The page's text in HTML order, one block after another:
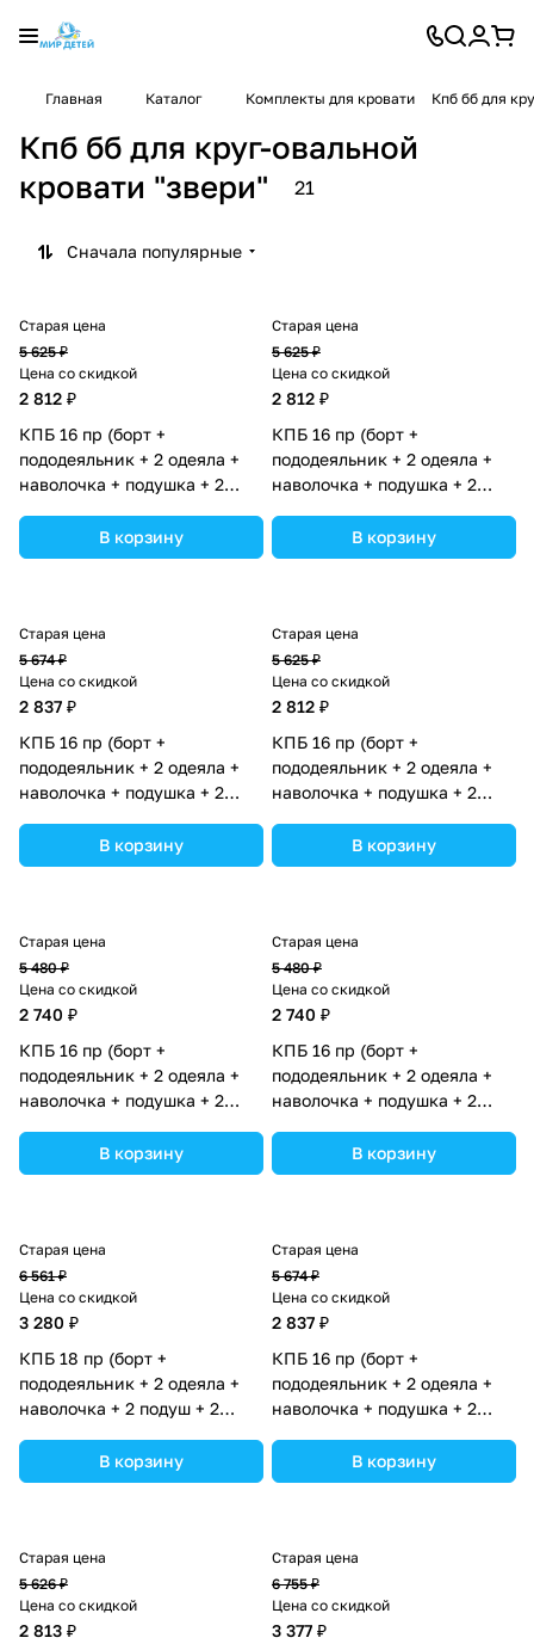
Главная Каталог Комплекты для кровати Кпб бб для
Кпб бб для круг-овальной
кровати "звери"
21
Сначала популярные
Старая цена
5 625 ₽
Цена со скидкой
2 812 ₽
КПБ 16 пр (борт +
пододеяльник + 2 одеяла +
наволочка + подушка + 2
О-1бб) цвета в
ассортименте.
В корзину
Старая цена
5 625 ₽
Цена со скидкой
2 812 ₽
КПБ 16 пр (борт +
пододеяльник + 2 одеяла +
наволочка + подушка + 2
О-1бб_02) цвета в
ассортименте.
В корзину
Старая цена
5 674 ₽
Цена со скидкой
2 837 ₽
КПБ 16 пр (борт +
пододеяльник + 2 одеяла +
наволочка + подушка + 2
О-1бб_03) цвета в
ассортименте.
В корзину
Старая цена
5 625 ₽
Цена со скидкой
2 812 ₽
КПБ 16 пр (борт +
пододеяльник + 2 одеяла +
наволочка + подушка + 2
О-1бб_03) цвета в
ассортименте.
В корзину
Старая цена
5 480 ₽
Цена со скидкой
2 740 ₽
КПБ 16 пр (борт +
пододеяльник + 2 одеяла +
наволочка + подушка + 2
О-1бб_03) цвета в
ассортименте.
В корзину
Старая цена
5 480 ₽
Цена со скидкой
2 740 ₽
КПБ 16 пр (борт +
пододеяльник + 2 одеяла +
наволочка + подушка + 2
О-1бб_02) цвета в
ассортименте.
В корзину
Старая цена
6 561 ₽
Цена со скидкой
3 280 ₽
КПБ 18 пр (борт +
пододеяльник + 2 одеяла +
наволочка + 2 подуш + 2
(№1185-О-1бб_03) цвета в
ассортименте.
В корзину
Старая цена
5 674 ₽
Цена со скидкой
2 837 ₽
КПБ 16 пр (борт +
пододеяльник + 2 одеяла +
наволочка + подушка + 2
О-1бб) цвета в
ассортименте.
В корзину
Старая цена
5 626 ₽
Цена со скидкой
2 813 ₽
Старая цена
6 755 ₽
Цена со скидкой
3 377 ₽